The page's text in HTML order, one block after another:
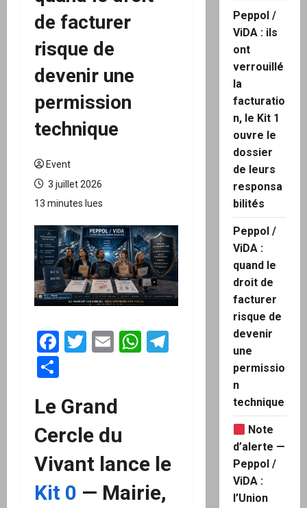
de facturer
risque de
devenir une
permission
technique
Event
3 juillet 2026
13 minutes lues
Facebook
Twitter
EmailWhatsApp
Telegram
Le Grand
Cercle du
Vivant lance le
Kit 0 — Mairie,
Peppol /
ViDA : ils
ont
verrouillé
la
facturatio
n, le Kit 1
ouvre le
dossier
de leurs
responsa
bilités
Peppol /
ViDA :
quand le
droit de
facturer
risque de
devenir
une
permissio
n
technique
Note
d’alerte —
Peppol /
ViDA :
l’Union